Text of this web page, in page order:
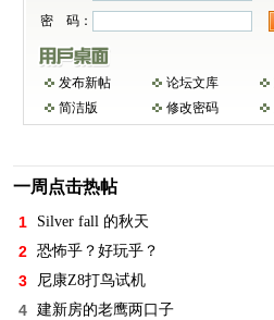
密 码：
发布新帖 论坛文库
简洁版
修改密码
一周点击热帖
1 Silver fall 的秋天
2 恐怖乎？好玩乎？
3 尼康Z8打鸟试机
4 建新房的老鹰两口子